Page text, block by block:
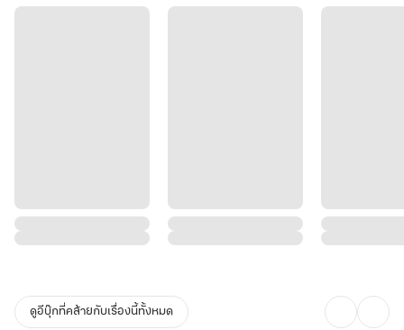
ดูอีบุ๊กที่คล้ายกับเรื่องนี้ทั้งหมด